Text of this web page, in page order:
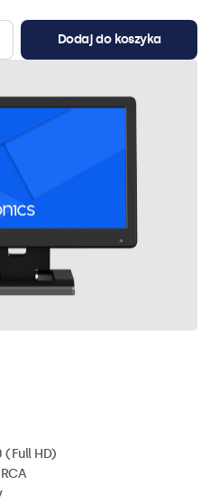
Dodaj do koszyka
(Full HD)